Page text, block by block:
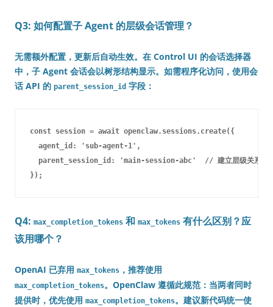
Q3: 如何配置子 Agent 的层级会话管理？
无需额外配置，更新后自动生效。在 Control UI 的会话选择器
中，子 Agent 会话会以树形结构显示。如需程序化访问，使用会
话 API 的 parent_session_id 字段：
const session = await openclaw.sessions.create({
  agent_id: 'sub-agent-1',
  parent_session_id: 'main-session-abc'  // 建立层级关系
Q4: max_completion_tokens 和 max_tokens 有什么区别？应
该用哪个？
OpenAI 已弃用 max_tokens ，推荐使用
max_completion_tokens。OpenClaw 遵循此规范：当两者同时
提供时，优先使用 max_completion_tokens。建议新代码统一使